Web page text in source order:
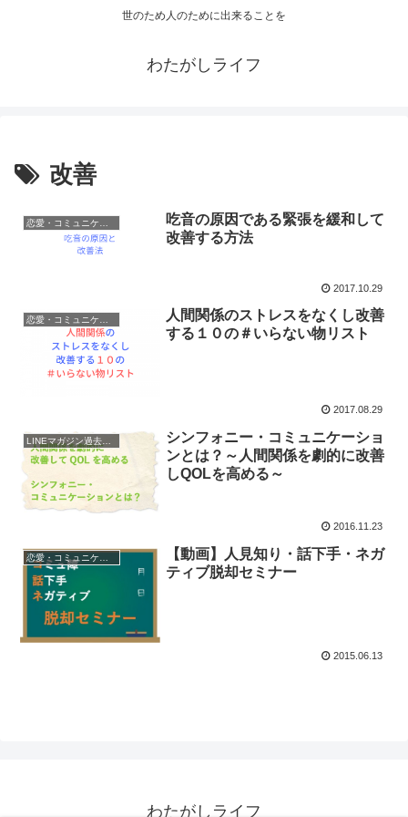
世のため人のために出来ることを
わたがしライフ
改善
吃音の原因である緊張を緩和して
改善する方法
2017.10.29
人間関係のストレスをなくし改善
する１０の＃いらない物リスト
2017.08.29
LINEマガジン過去配信
シンフォニー・コミュニケーショ
ンとは？～人間関係を劇的に改善
しQOLを高める～
2016.11.23
【動画】人見知り・話下手・ネガ
ティブ脱却セミナー
2015.06.13
わたがしライフ